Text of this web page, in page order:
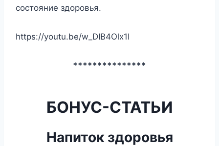
состояние здоровья.
https://youtu.be/w_DIB4Olx1I
***************
БОНУС-СТАТЬИ
Напиток здоровья